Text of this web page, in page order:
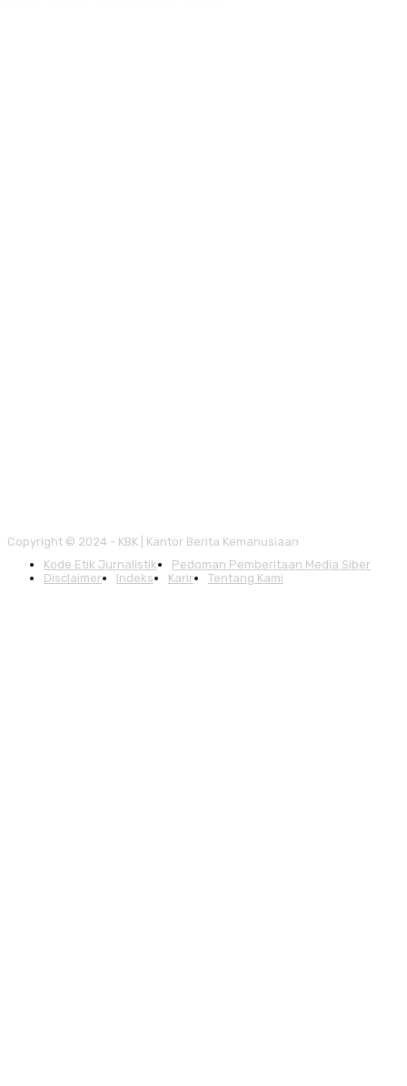
Copyright © 2024 - KBK | Kantor Berita Kemanusiaan
Kode Etik Jurnalistik
Pedoman Pemberitaan Media Siber
Disclaimer
Indeks Karir Tentang Kami